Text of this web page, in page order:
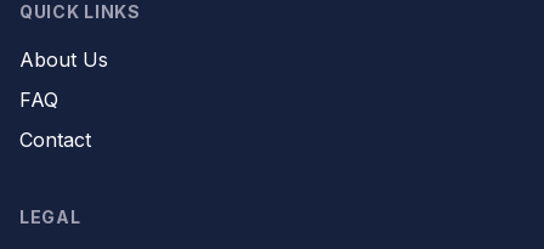
QUICK LINKS
About Us
FAQ
Contact
LEGAL